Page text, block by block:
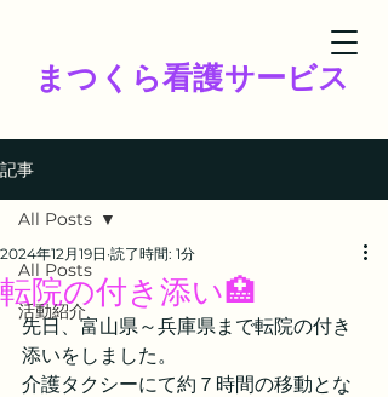
まつくら看護サービス
記事
All Posts
活動紹介
All Posts
転院の付き添い🏥
2024年12月19日 読了時間: 1分
先日、富山県～兵庫県まで転院の付き
添いをしました。
介護タクシーにて約７時間の移動とな